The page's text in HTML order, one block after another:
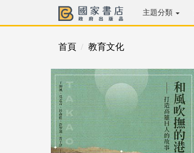
主題分類
首頁 教育文化